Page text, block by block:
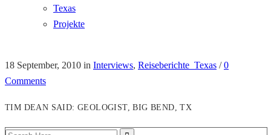
Texas
Projekte
18 September, 2010 in Interviews, Reiseberichte_Texas /0
Comments
TIM DEAN SAID: GEOLOGIST, BIG BEND, TX